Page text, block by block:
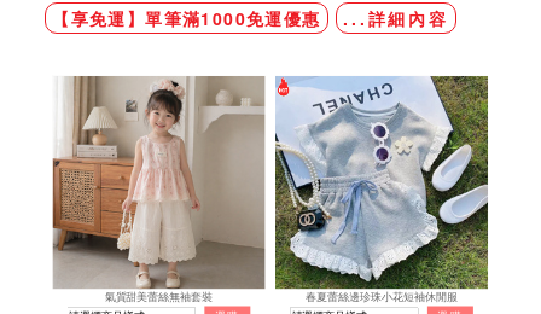
【享免運】單筆滿1000免運優惠
...詳細內容